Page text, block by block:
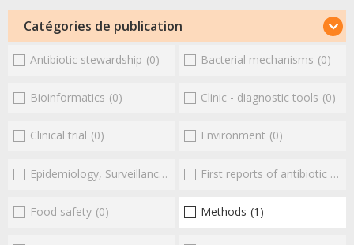
Catégories de publication
Antibiotic stewardship (0) Bacterial mechanisms (0)
Bioinformatics (0) Clinic - diagnostic tools (0)
Clinical trial (0) Environment (0)
Epidemiology, Surveillance First reports of antibiotic resistance
Food safety (0) Methods (1)